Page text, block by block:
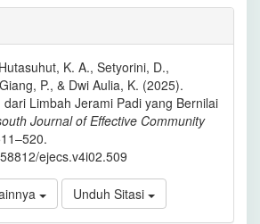
K. A., Setyorini, D.,
P., & Dwi Aulia, K. (2025).
dari Limbah Jerami Padi yang Bernilai
Journal of Effective Community
ejecs.v4i02.509
Unduh Sitasi